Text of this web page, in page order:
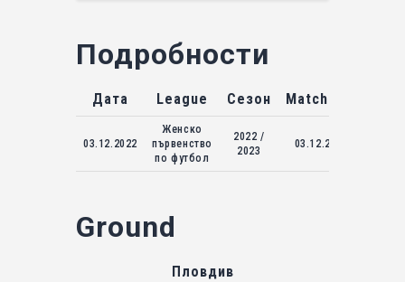
Подробности
Дата League Сезон Match Day
03.12.2022
Женско
първенство
по футбол
2022 /
2023
03.12.2022
Ground
Пловдив